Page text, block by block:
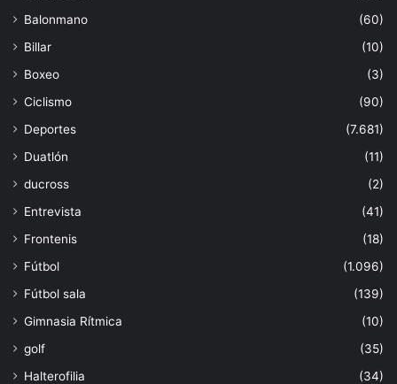
Balonmano
(60)
Billar
(10)
Boxeo
(3)
Ciclismo
(90)
Deportes
(7.681)
Duatlón
(11)
ducross
(2)
Entrevista
(41)
Frontenis
(18)
Fútbol
(1.096)
Fútbol sala
(139)
Gimnasia Rítmica
(10)
golf
(35)
Halterofilia
(34)